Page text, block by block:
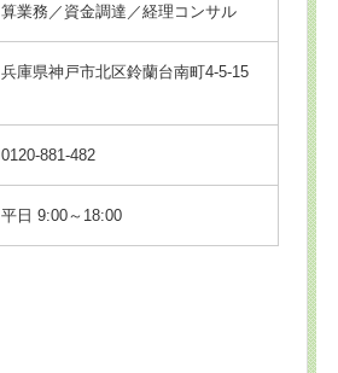
算業務／資金調達／経理コンサル
兵庫県神戸市北区鈴蘭台南町4-5-15
0120-881-482
平日 9:00～18:00